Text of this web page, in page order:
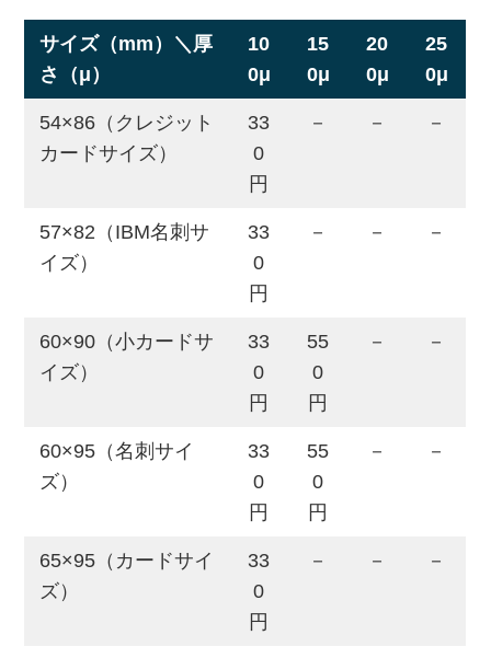
サイズ（mm）＼厚
さ（μ）
10
0μ
15
0μ
20
0μ
25
0μ
54×86（クレジット
カードサイズ）
33
0
円
－ － －
57×82（IBM名刺サ
イズ）
33
0
円
－ － －
60×90（小カードサ
イズ）
33
0
円
55
0
円
－ －
60×95（名刺サイ
ズ）
33
0
円
55
0
円
－ －
65×95（カードサイ
ズ）
33
0
円
－ － －